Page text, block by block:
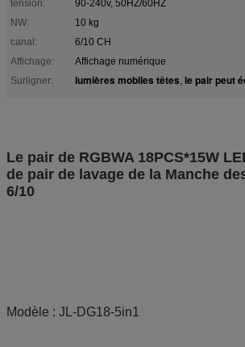
tension:
90-240v, 50HZ/60HZ
NW:
10 kg
canal:
6/10 CH
Affichage:
Affichage numérique
Surligner:
lumières mobiles têtes, le pair peut
Le pair de RGBWA 18PCS*15W
de pair de lavage de la Manche
6/10
Modèle : JL-DG18-5in1